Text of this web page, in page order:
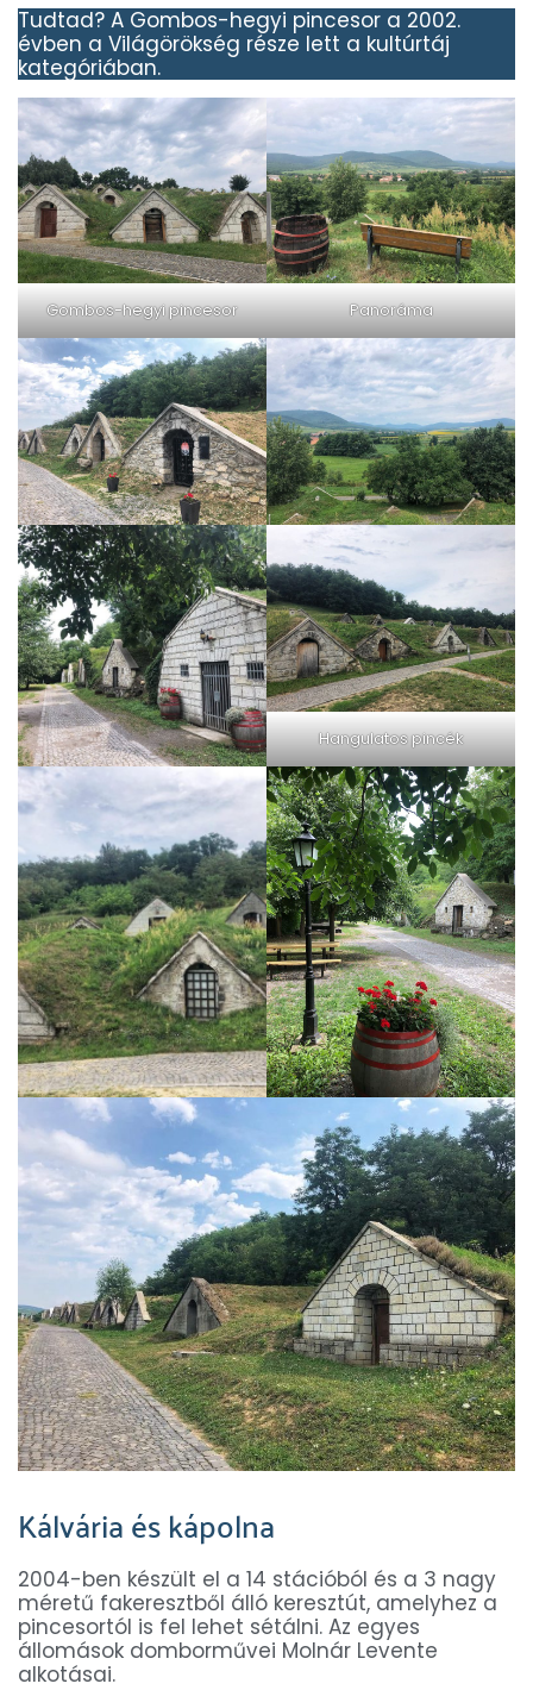
Tudtad? A Gombos-hegyi pincesor a 2002.
évben a Világörökség része lett a kultúrtáj
kategóriában.
Gombos-hegyi pincesor Panoráma
Hangulatos pincék
Kálvária és kápolna
2004-ben készült el a 14 stációból és a 3 nagy
méretű fakeresztből álló keresztút, amelyhez a
pincesortól is fel lehet sétálni. Az egyes
állomások domborművei Molnár Levente
alkotásai.